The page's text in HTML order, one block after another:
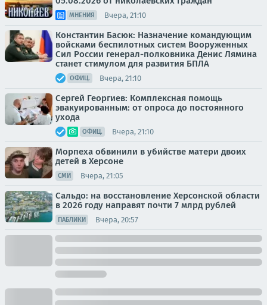
МНЕНИЯ Вчера, 21:10
Константин Басюк: Назначение командующим
войсками беспилотных систем Вооруженных
Сил России генерал-полковника Денис Лямина
станет стимулом для развития БПЛА
ОФИЦ. Вчера, 21:10
Сергей Георгиев: Комплексная помощь
эвакуированным: от опроса до постоянного
ухода
ОФИЦ. Вчера, 21:10
Морпеха обвинили в убийстве матери двоих
детей в Херсоне
СМИ Вчера, 21:05
Сальдо: на восстановление Херсонской области
в 2026 году направят почти 7 млрд рублей
ПАБЛИКИ Вчера, 20:57